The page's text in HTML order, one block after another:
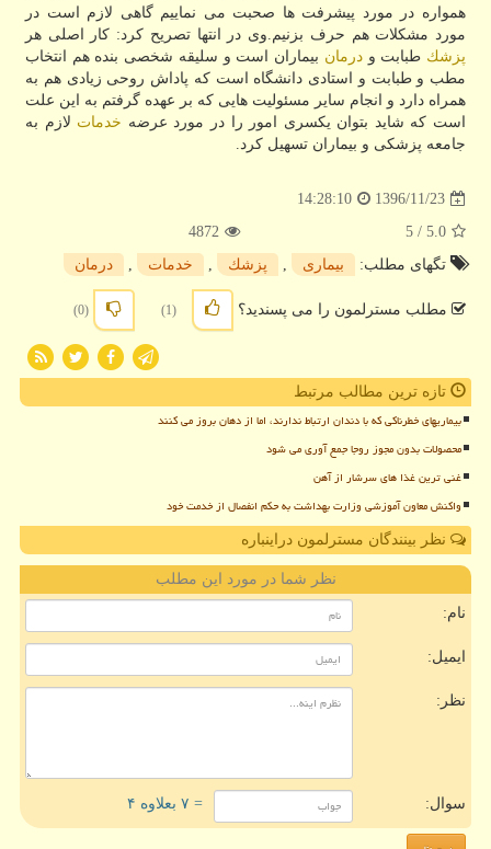
همواره در مورد پیشرفت ها صحبت می نماییم گاهی لازم است در
مورد مشكلات هم حرف بزنیم.وی در انتها تصریح كرد: كار اصلی هر
پزشك طبابت ودرمان بیماران است و سلیقه شخصی بنده هم انتخاب
مطب و طبابت و استادی دانشگاه است كه پاداش روحی زیادی هم به
همراه دارد و انجام سایر مسئولیت هایی كه بر عهده گرفتم به این علت
است كه شاید بتوان یكسری امور را در مورد عرضه خدمات لازم به
جامعه پزشكی و بیماران تسهیل كرد.
1396/11/23
14:28:10
5.0
/ 5
4872
تگهای مطلب:
بیماری , پزشك , خدمات , درمان
مطلب مسترلمون را می پسندید؟ (1)
(0)
تازه ترین مطالب مرتبط
بیماریهای خطرناکی که با دندان ارتباط ندارند، اما از دهان بروز می کنند
محصولات بدون مجوز روجا جمع آوری می شود
غنی ترین غذا های سرشار از آهن
واکنش معاون آموزشی وزارت بهداشت به حکم انفصال از خدمت خود
نظر بینندگان مسترلمون دراینباره
نظر شما در مورد این مطلب
نام:
ایمیل:
نظر:
سوال: = ۷ بعلاوه ۴